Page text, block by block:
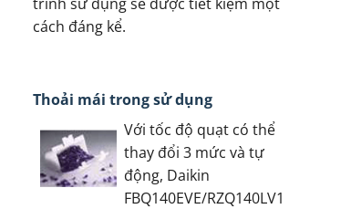
cách đáng kể.
Thoải mái trong sử dụng
Với tốc độ quạt có thể
thay đổi 3 mức và tự
động, Daikin
FBQ140EVE/RZQ140LV1